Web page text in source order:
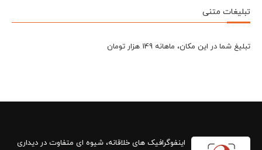
تبلیغات متنی
تبلیغ شما در این مکان، ماهانه 149 هزار تومان